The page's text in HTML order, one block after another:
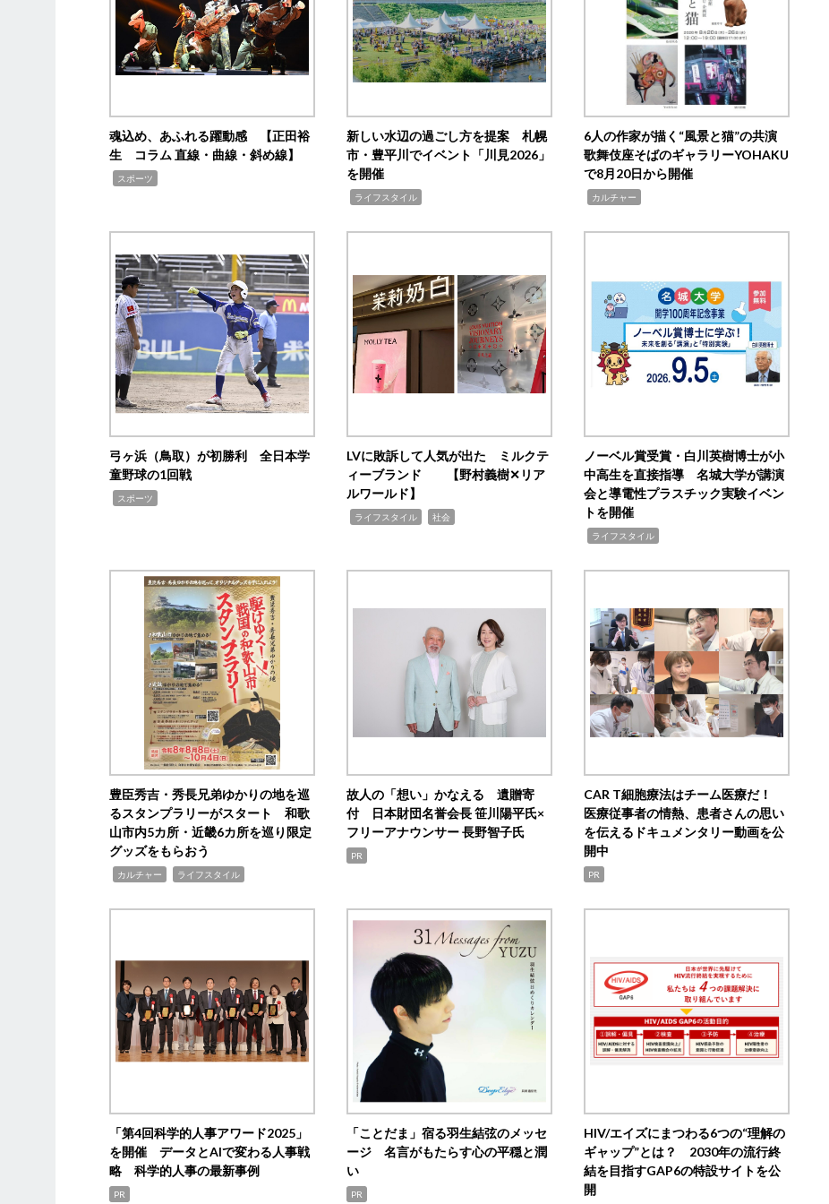
魂込め、あふれる躍動感 【正田裕
生 コラム 直線・曲線・斜め線】
スポーツ
新しい水辺の過ごし方を提案 札幌
市・豊平川でイベント「川見2026」
を開催
ライフスタイル
6人の作家が描く“風景と猫”の共演
歌舞伎座そばのギャラリーYOHAKU
で8月20日から開催
カルチャー
弓ヶ浜（鳥取）が初勝利 全日本学
童野球の1回戦
スポーツ
LVに敗訴して人気が出た ミルクテ
ィーブランド 【野村義樹✕リア
ルワールド】
ライフスタイル 社会
ノーベル賞受賞・白川英樹博士が小
中高生を直接指導 名城大学が講演
会と導電性プラスチック実験イベン
トを開催
ライフスタイル
豊臣秀吉・秀長兄弟ゆかりの地を巡
るスタンプラリーがスタート 和歌
山市内5カ所・近畿6カ所を巡り限定
グッズをもらおう
カルチャー ライフスタイル
故人の「想い」かなえる 遺贈寄
付 日本財団名誉会長 笹川陽平氏×
フリーアナウンサー 長野智子氏
PR
CAR T細胞療法はチーム医療だ！
医療従事者の情熱、患者さんの思い
を伝えるドキュメンタリー動画を公
開中
PR
「第4回科学的人事アワード2025」
を開催 データとAIで変わる人事戦
略 科学的人事の最新事例
PR
「ことだま」宿る羽生結弦のメッセ
ージ 名言がもたらす心の平穏と潤
い
PR
HIV/エイズにまつわる6つの“理解の
ギャップ”とは？ 2030年の流行終
結を目指すGAP6の特設サイトを公
開